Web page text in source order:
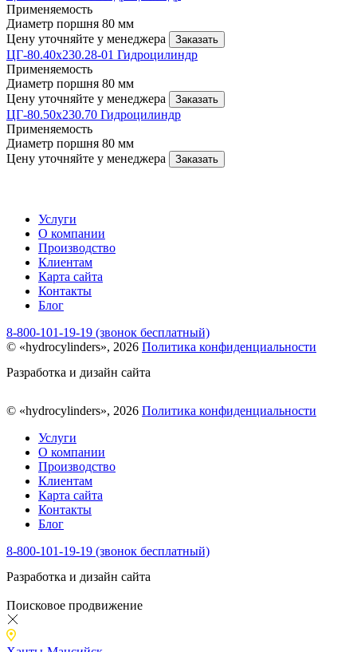
Применяемость
Диаметр поршня 80 мм
Цену уточняйте у менеджера
Заказать
ЦГ-80.40х230.28-01 Гидроцилиндр
Применяемость
Диаметр поршня 80 мм
Цену уточняйте у менеджера
Заказать
ЦГ-80.50х230.70 Гидроцилиндр
Применяемость
Диаметр поршня 80 мм
Цену уточняйте у менеджера
Заказать
Услуги
О компании
Производство
Клиентам
Карта сайта
Контакты
Блог
8-800-101-19-19 (звонок бесплатный)
© «hydrocylinders», 2026 Политика конфиденциальности
Разработка и дизайн сайта
© «hydrocylinders», 2026 Политика конфиденциальности
Услуги
О компании
Производство
Клиентам
Карта сайта
Контакты
Блог
8-800-101-19-19 (звонок бесплатный)
Разработка и дизайн сайта
Поисковое продвижение